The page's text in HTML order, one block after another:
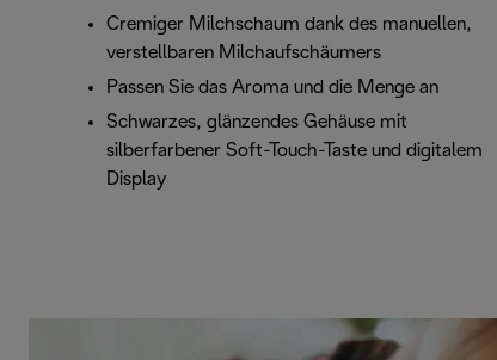
Cremiger Milchschaum dank des manuellen,
verstellbaren Milchaufschäumers
Passen Sie das Aroma und die Menge an
Schwarzes, glänzendes Gehäuse mit
silberfarbener Soft-Touch-Taste und digitalem
Display